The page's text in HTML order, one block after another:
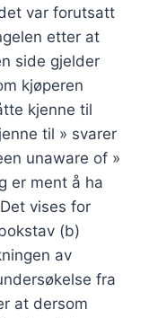
var forutsatt
etter at
side gjelder
kjøperen
kjenne til
til » svarer
unaware of »
er ment å ha
vises for
(b)
av
fra
at dersom